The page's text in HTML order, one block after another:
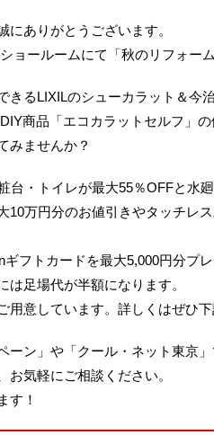
ありがとうございます。
ョールームにて「秋のリフォー
るLIXILのシューカラット＆今
商品「エコカラットセルフ」
みませんか？
・トイレが最大55％OFFと水
万円分のお値引きやタッチレ
フトカードを最大5,000円分プレ
足場代が半額になります。
意しています。詳しくはぜひ
ン」や「クール・ネット東京
気軽にご相談ください。
す！